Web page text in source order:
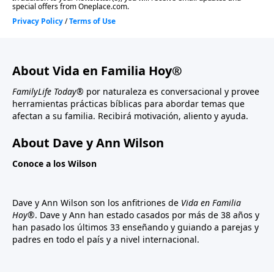
About Vida en Familia Hoy®
FamilyLife Today® por naturaleza es conversacional y provee
herramientas prácticas bíblicas para abordar temas que
afectan a su familia. Recibirá motivación, aliento y ayuda.
About Dave y Ann Wilson
Conoce a los Wilson
Dave y Ann Wilson son los anfitriones de Vida en Familia
Hoy®. Dave y Ann han estado casados por más de 38 años y
han pasado los últimos 33 enseñando y guiando a parejas y
padres en todo el país y a nivel internacional.